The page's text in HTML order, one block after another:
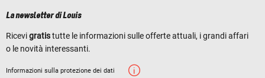
La newsletter di Louis
Ricevigratistutte le informazioni sulle offerte attuali, i grandi affari
o le novità interessanti.
Informazioni sulla protezione dei dati